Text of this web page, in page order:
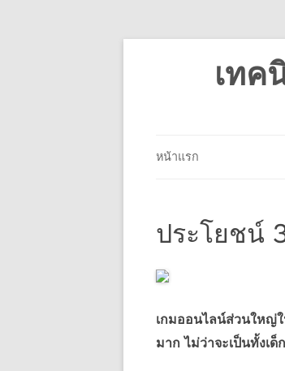
เทค
หน้าแรก
ประโยชน์
เกมออนไลน์ส่วนใหญ่
มาก ไม่ว่าจะเป็นทั้งเ